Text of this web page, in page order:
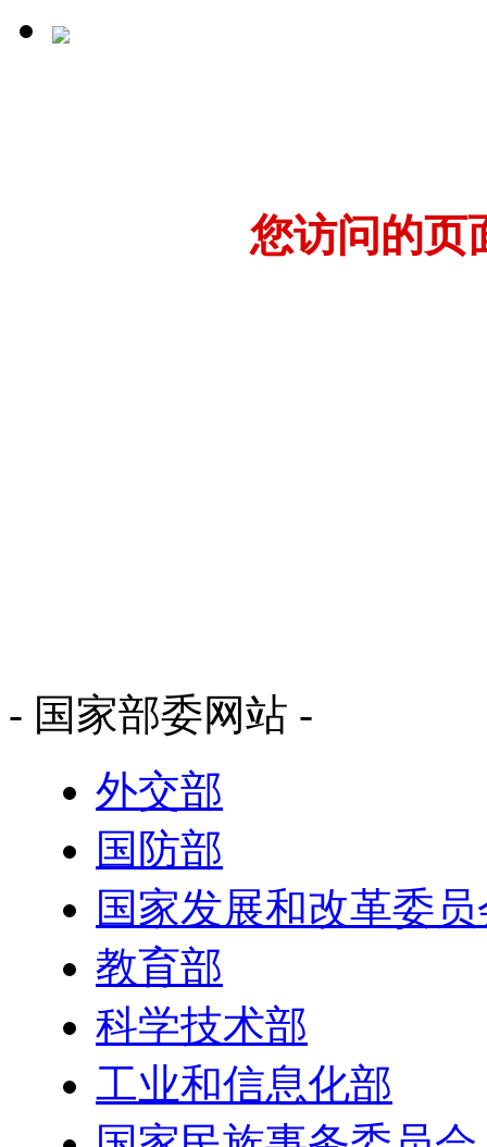
您访问的页
- 国家部委网站 -
外交部
国防部
国家发展和改革委
教育部
科学技术部
工业和信息化部